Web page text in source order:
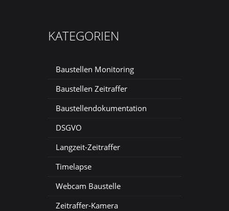
KATEGORIEN
Baustellen Monitoring
Baustellen Zeitraffer
Baustellendokumentation
DSGVO
Langzeit-Zeitraffer
Timelapse
Webcam Baustelle
Zeitraffer-Kamera